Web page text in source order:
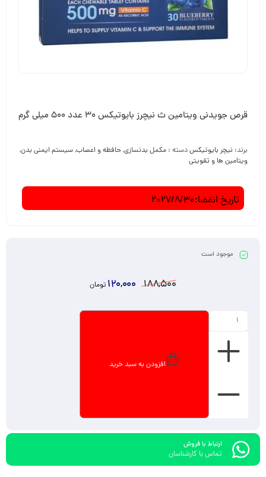
قرص جویدنی ویتامین ث نیچرز بایوتیکس 30 عدد 500 میلی گرم
برند: نیچر بایوتیکسدسته : مکمل بدنسازی,حافظه و اعصاب,سیستم ایمنی بدن,
ویتامین ها و تقویتی
تاریخ انقضا:2027/8/30
موجود است
188,500
120,000 تومان
افزودن به سبد خرید
ارتباط با فروش
تماس با کارشناسان